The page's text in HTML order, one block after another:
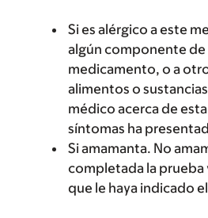
Si es alérgico a este
algún componente de
medicamento, o a
alimentos o
médico acerca de
síntomas ha
Si amamanta. No
completada la prueba
que le haya indicado